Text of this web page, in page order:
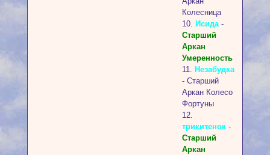
Колесница
10. Исида-
Старший
Аркан
Умеренность
11. Незабудка
- Старший
Аркан Колесо
Фортуны
12.
трикитенок-
Старший
Аркан